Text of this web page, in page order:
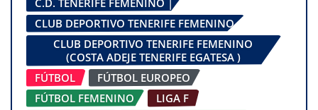
CLUB DEPORTIVO TENERIFE FEMENINO
CLUB DEPORTIVO TENERIFE FEMENINO
(COSTA ADEJE TENERIFE EGATESA )
FÚTBOL
FÚTBOL EUROPEO
FÚTBOL FEMENINO
LIGA F